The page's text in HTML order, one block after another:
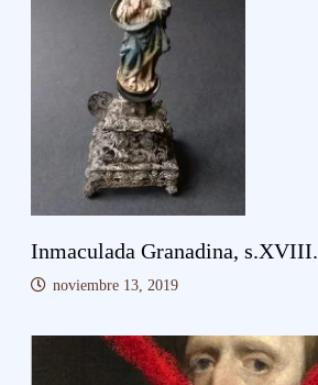
Inmaculada Granadina, s.XVIII.
noviembre 13, 2019